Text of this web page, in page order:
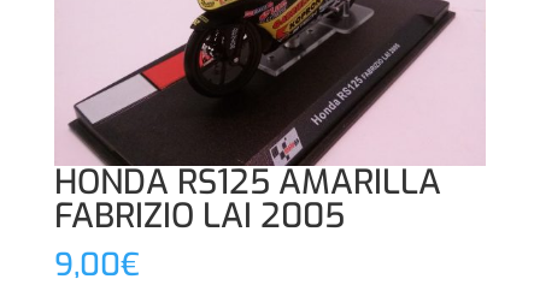
HONDA RS125 AMARILLA
FABRIZIO LAI 2005
9,00€